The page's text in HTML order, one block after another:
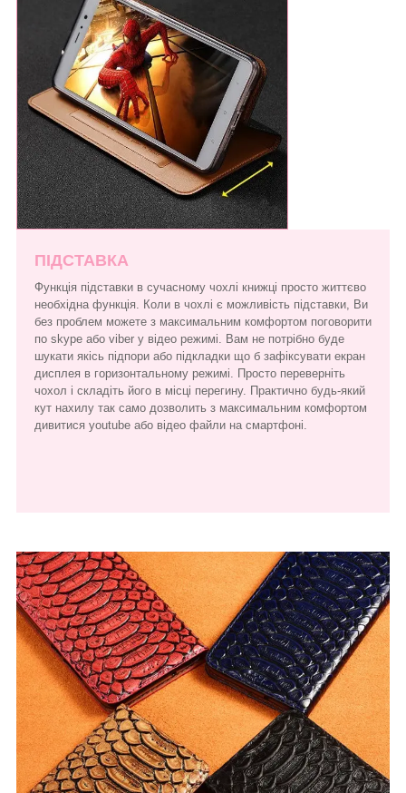
ПІДСТАВКА
Функція підставки в сучасному чохлі книжці просто життєво
необхідна функція. Коли в чохлі є можливість підставки, Ви
без проблем можете з максимальним комфортом поговорити
по skype або viber у відео режимі. Вам не потрібно буде
шукати якісь підпори або підкладки що б зафіксувати екран
дисплея в горизонтальному режимі. Просто переверніть
чохол і складіть його в місці перегину. Практично будь-який
кут нахилу так само дозволить з максимальним комфортом
дивитися youtube або відео файли на смартфоні.